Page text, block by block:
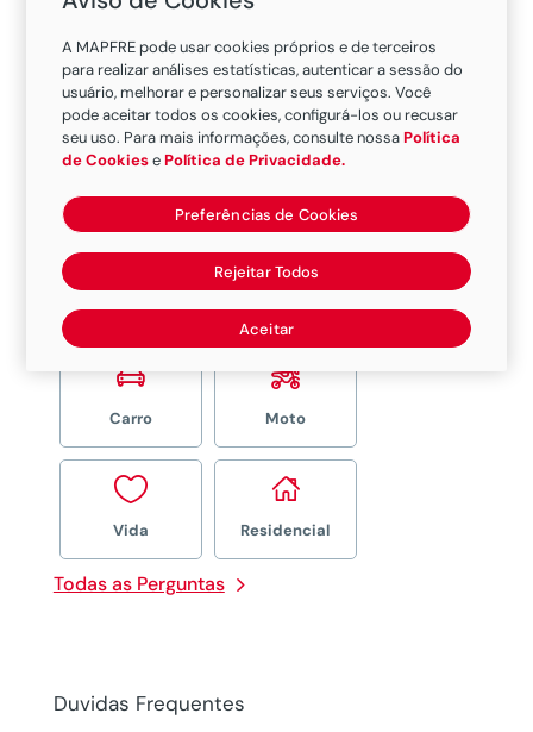
Todas as Perguntas
Sim. Você ou seu corretor deve
ENDOSSO DE SUBSTITUIÇÃO.

Carro

Moto

Vida

Residencial
Duvidas Frequentes
A MAPFRE pode usar cookies próprios e de terceiros
para realizar análises estatísticas, autenticar a sessão do
usuário, melhorar e personalizar seus serviços. Você
pode aceitar todos os cookies, configurá-los ou recusar
seu uso. Para mais informações, consulte nossaPolítica
de CookiesePolítica de Privacidade.
Preferências de Cookies
Rejeitar Todos
Aceitar